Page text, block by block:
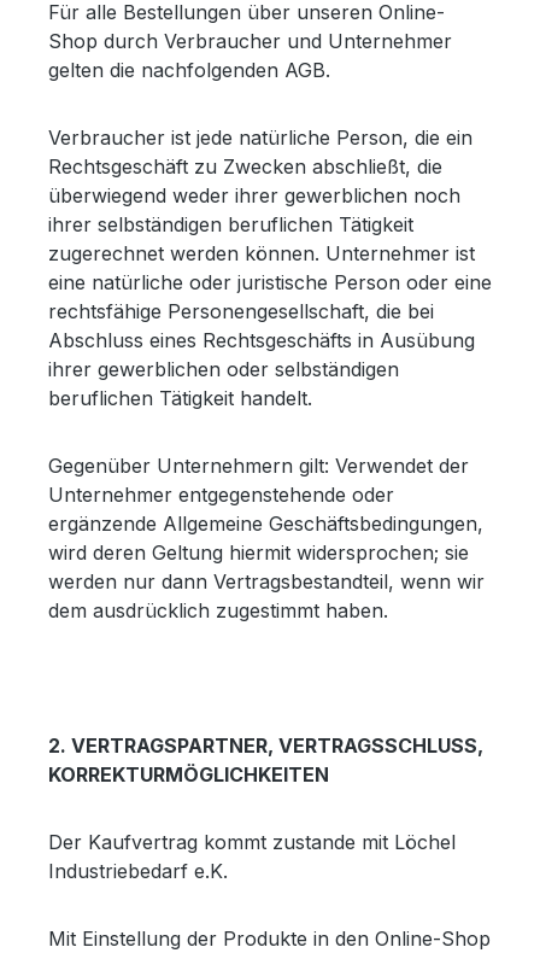
Für alle Bestellungen über unseren Online-
Shop durch Verbraucher und Unternehmer
gelten die nachfolgenden AGB.
Verbraucher ist jede natürliche Person, die ein
Rechtsgeschäft zu Zwecken abschließt, die
überwiegend weder ihrer gewerblichen noch
ihrer selbständigen beruflichen Tätigkeit
zugerechnet werden können. Unternehmer ist
eine natürliche oder juristische Person oder eine
rechtsfähige Personengesellschaft, die bei
Abschluss eines Rechtsgeschäfts in Ausübung
ihrer gewerblichen oder selbständigen
beruflichen Tätigkeit handelt.
Gegenüber Unternehmern gilt: Verwendet der
Unternehmer entgegenstehende oder
ergänzende Allgemeine Geschäftsbedingungen,
wird deren Geltung hiermit widersprochen; sie
werden nur dann Vertragsbestandteil, wenn wir
dem ausdrücklich zugestimmt haben.
2. VERTRAGSPARTNER, VERTRAGSSCHLUSS,
KORREKTURMÖGLICHKEITEN
Der Kaufvertrag kommt zustande mit Löchel
Industriebedarf e.K.
Mit Einstellung der Produkte in den Online-Shop